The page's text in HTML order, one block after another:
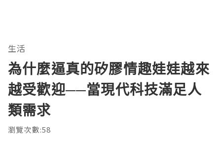
生活
為什麼逼真的矽膠情趣娃娃越來
越受歡迎──當現代科技滿足人
類需求
瀏覽次數:58